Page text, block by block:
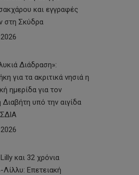
και εγγραφές
στη Σκύδρα
Διάδραση»:
για τα ακριτικά νησιά η
ημερίδα για τον
υπό την αιγίδα
και 32 χρόνια
Eπετειακή